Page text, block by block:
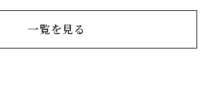
一覧を見る